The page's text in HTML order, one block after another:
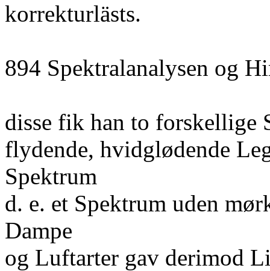
korrekturlästs.
894 Spektralanalysen og
disse fik han to forskellige
flydende, hvidglødende
Spektrum
d. e. et Spektrum uden
Dampe
og Luftarter gav derimod